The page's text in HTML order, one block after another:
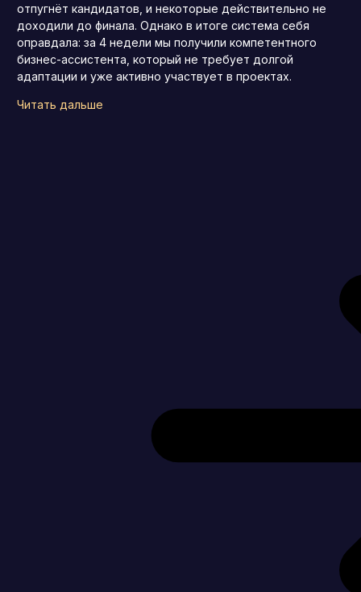
отпугнёт кандидатов, и некоторые действительно не
доходили до финала. Однако в итоге система себя
оправдала: за 4 недели мы получили компетентного
бизнес-ассистента, который не требует долгой
адаптации и уже активно участвует в проектах.
Читать дальше